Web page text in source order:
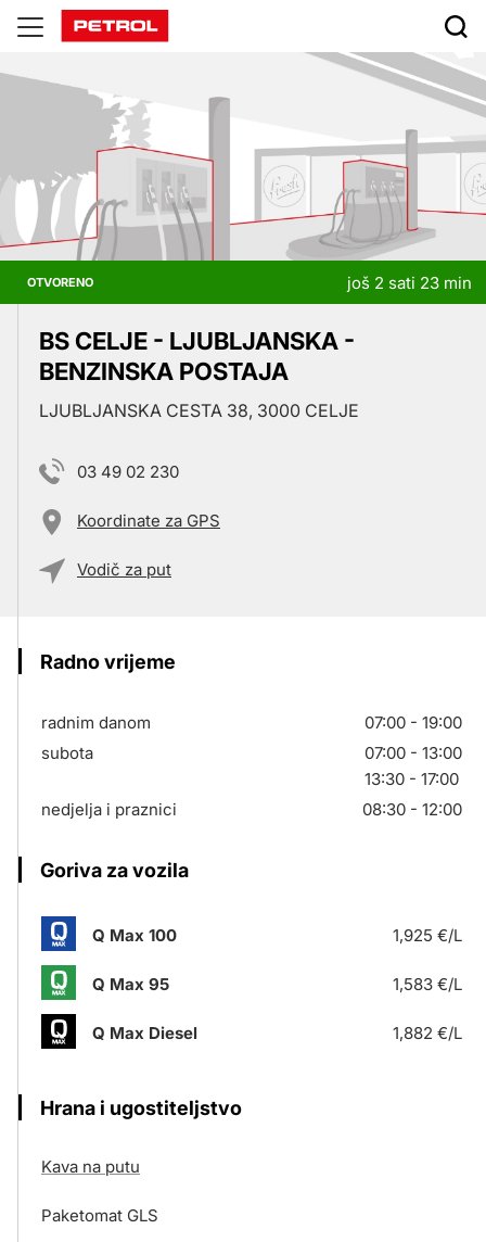
Prodajna
mjesta
OTVORENO još 2 sati 23 min
BS CELJE - LJUBLJANSKA -
BENZINSKA POSTAJA
LJUBLJANSKA CESTA 38, 3000 CELJE
03 49 02 230
Koordinate za GPS
Vodič za put
Radno vrijeme
radnim danom
07:00 - 19:00
subota
07:00 - 13:00
13:30 - 17:00
nedjelja i praznici
08:30 - 12:00
Goriva za vozila
Q Max 100 1,925 €/L
Q Max 95 1,583 €/L
Q Max Diesel 1,882 €/L
Hrana i ugostiteljstvo
Kava na putu
Paketomat GLS